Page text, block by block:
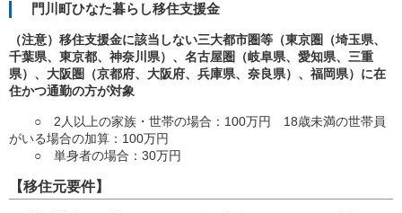
門川町ひなた暮らし移住支援金
（注意）移住支援金に該当しない三大都市圏等（東京圏（埼玉県、
千葉県、東京都、神奈川県）、名古屋圏（岐阜県、愛知県、三重
県）、大阪圏（京都府、大阪府、兵庫県、奈良県）、福岡県）に在
住かつ通勤の方が対象
○ 2人以上の家族・世帯の場合：100万円 18歳未満の世帯員
がいる場合の加算：100万円
○ 単身者の場合：30万円
【移住元要件】